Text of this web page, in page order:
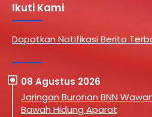
Ikuti Kami
Dapatkan Notifikasi Berita
08 Agustus 2026
Jaringan Buronan BNN
Bawah Hidung Aparat